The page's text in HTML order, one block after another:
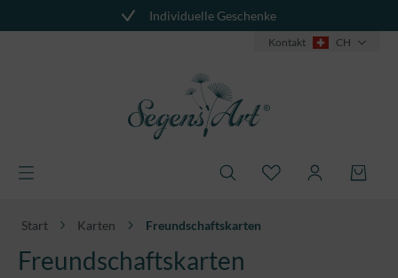
Individuelle Geschenke
Kontakt CH
Start Karten Freundschaftskarten
Freundschaftskarten